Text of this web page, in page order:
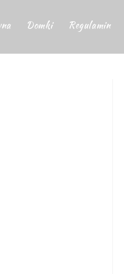
Domki Regulamin